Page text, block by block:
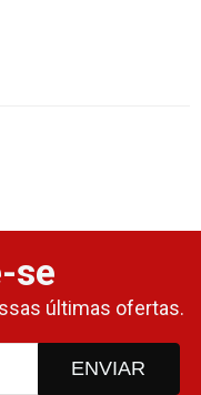
se
últimas ofertas.
ENVIAR